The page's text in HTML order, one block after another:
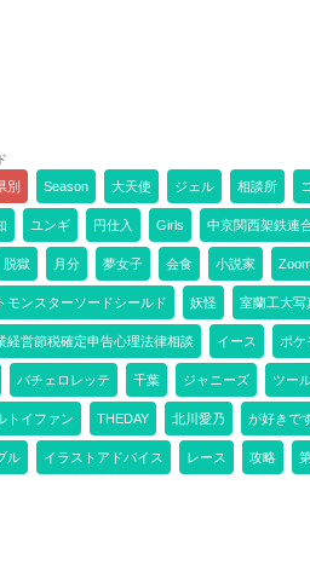
別 Season 大天使 ジェル 相談所
ユンギ 円仕入 Girls 中京関西架鉄連
脱獄 月分 夢女子 会食 小説家
モンスターソードシールド 妖怪 室蘭工大写
経営節税確定申告心理法律相談 イース ポケ
バチェロレッテ 千葉 ジャニーズ ツー
トイファン THEDAY 北川愛乃 が好きで
ル イラストアドバイス レース 攻略